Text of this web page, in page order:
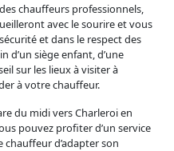
chauffeurs professionnels,
avec le sourire et vous
et dans le respect des
d’un siège enfant, d’une
sur les lieux à visiter à
à votre chauffeur.
du midi vers Charleroi en
pouvez profiter d’un service
d’adapter son